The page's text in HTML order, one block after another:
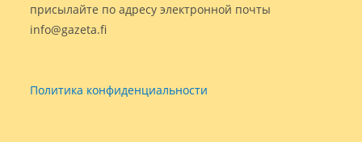
присылайте по адресу электронной почты
info@gazeta.fi
Политика конфиденциальности